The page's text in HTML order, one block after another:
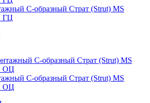
С-образный Страт (Strut) MS
ГЦ
С-образный Страт (Strut) MS
ОЦ